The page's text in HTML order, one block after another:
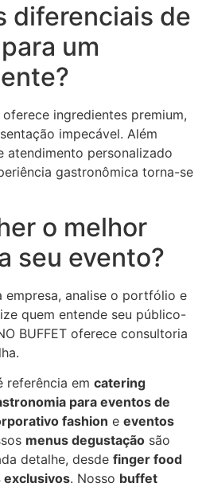
diferenciais de
um
oferece ingredientes premium,
impecável. Além
atendimento personalizado
gastronômica torna-se
o melhor
seu evento?
empresa, analise o portfólio e
quem entende seu público-
BUFFET oferece consultoria
referência em catering
para eventos de
fashion e eventos
menus degustação são
detalhe, desde finger food
. Nosso buffet